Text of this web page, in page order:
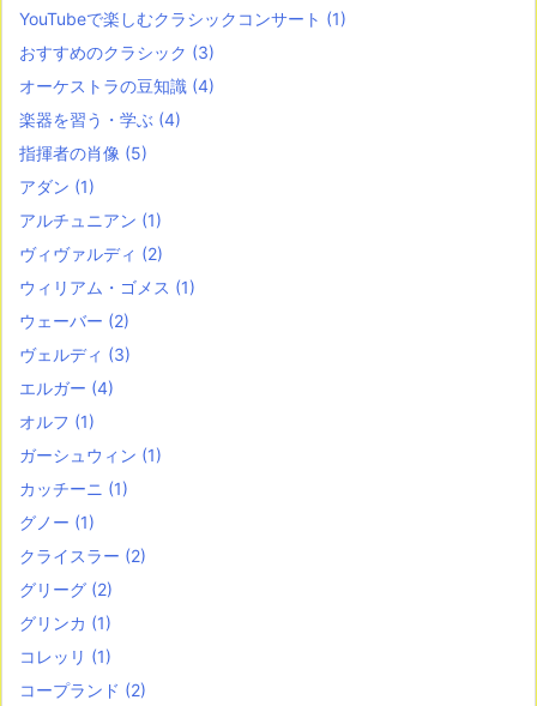
YouTubeで楽しむクラシックコンサート (1)
おすすめのクラシック (3)
オーケストラの豆知識 (4)
楽器を習う・学ぶ (4)
指揮者の肖像 (5)
アダン (1)
アルチュニアン (1)
ヴィヴァルディ (2)
ウィリアム・ゴメス (1)
ウェーバー (2)
ヴェルディ (3)
エルガー (4)
オルフ (1)
ガーシュウィン (1)
カッチーニ (1)
グノー (1)
クライスラー (2)
グリーグ (2)
グリンカ (1)
コレッリ (1)
コープランド (2)